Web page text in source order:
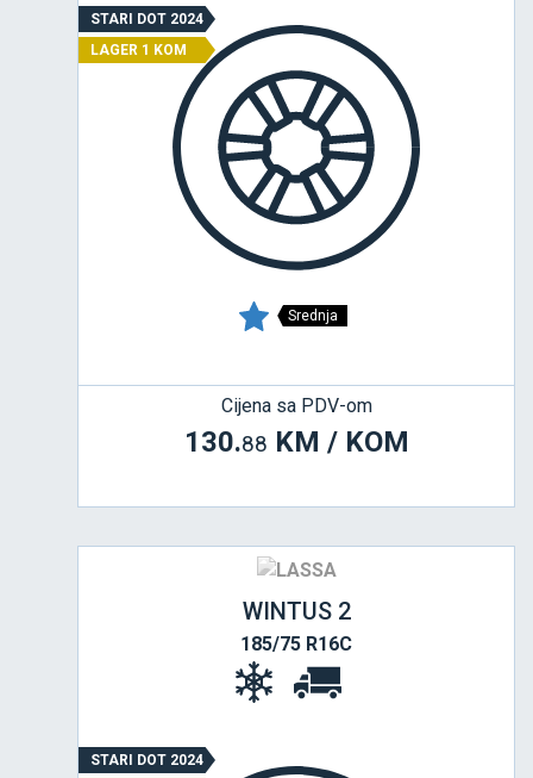
STARI DOT 2024
LAGER 1 KOM
Srednja
Cijena sa PDV-om
130.88 KM / KOM
WINTUS 2
185/75 R16C
STARI DOT 2024